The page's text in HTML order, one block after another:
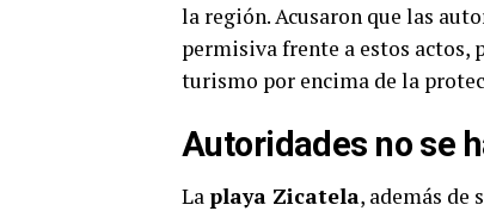
la región. Acusaron que las
permisiva frente a estos actos,
turismo por encima de la
Autoridades no se
La playa Zicatela, además de